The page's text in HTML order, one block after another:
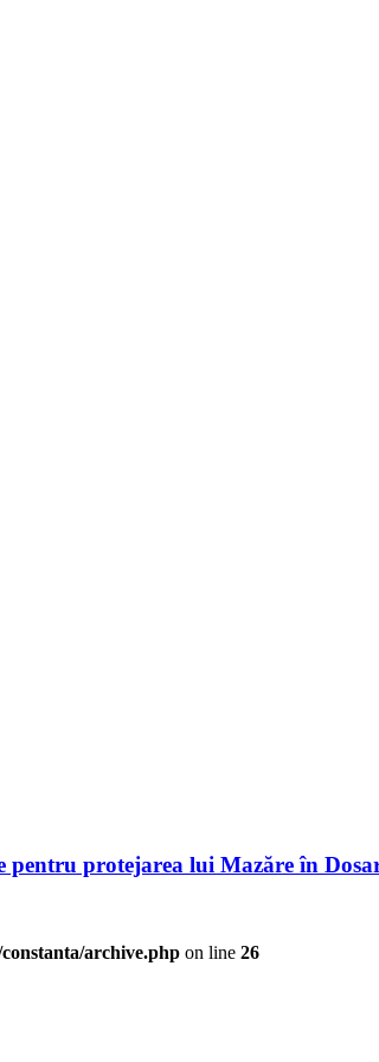
pentru protejarea lui Mazăre în
archive.php on line 26